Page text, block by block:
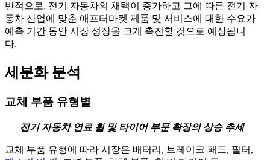
반적으로, 전기 자동차의 채택이 증가하고 그에 따른 전기 자
동차 산업에 맞춘 애프터마켓 제품 및 서비스에 대한 수요가
예측 기간 동안 시장 성장을 크게 촉진할 것으로 예상됩니
다.
세분화 분석
교체 부품 유형별
전기 자동차 연료 휠 및 타이어 부문 확장의 상승 추세
교체 부품 유형에 따라 시장은 배터리, 브레이크 패드, 필터,